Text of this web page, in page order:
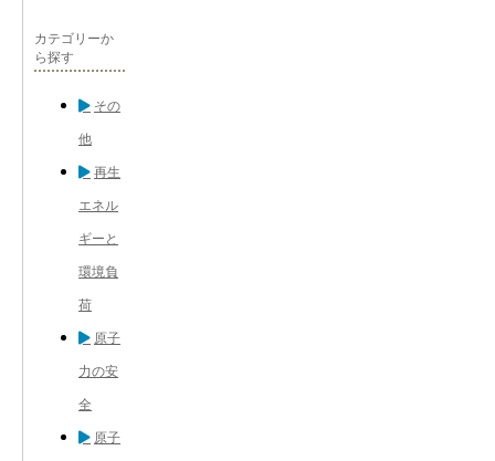
カテゴリーか
ら探す
その
他
再生
エネル
ギーと
環境負
荷
原子
力の安
全
原子